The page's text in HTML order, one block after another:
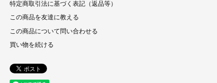
特定商取引法に基づく表記（返品等）
この商品を友達に教える
この商品について問い合わせる
買い物を続ける